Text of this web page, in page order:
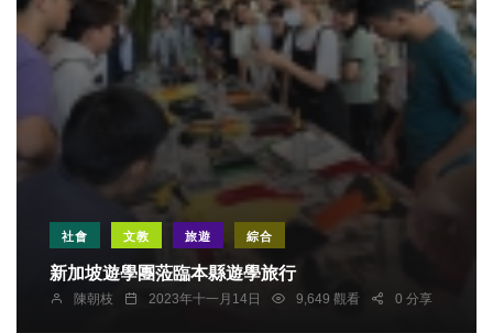
社會 文教 旅遊 綜合
新加坡遊學團蒞臨本縣遊學旅行
陳朝枝 2023年十一月14日 9,649 觀看 0 分享